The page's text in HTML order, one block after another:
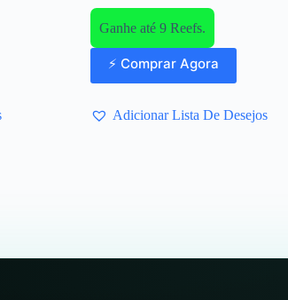
Ganhe até 9 Reefs.
⚡ Comprar Agora
Adicionar Lista De Desejos